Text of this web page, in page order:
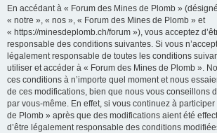
En accédant à « Forum des Mines de Plomb »
« notre », « nos », « Forum des Mines de Plomb » et
« https://minesdeplomb.ch/forum »), vous acceptez
responsable des conditions suivantes. Si vous
légalement responsable de toutes les conditions
utiliser et accéder à « Forum des Mines de Plomb ».
ces conditions à n’importe quel moment et nous
de ces modifications, bien que nous vous conseillons
par vous-même. En effet, si vous continuez à
de Plomb » après que des modifications aient été
d’être légalement responsable des conditions